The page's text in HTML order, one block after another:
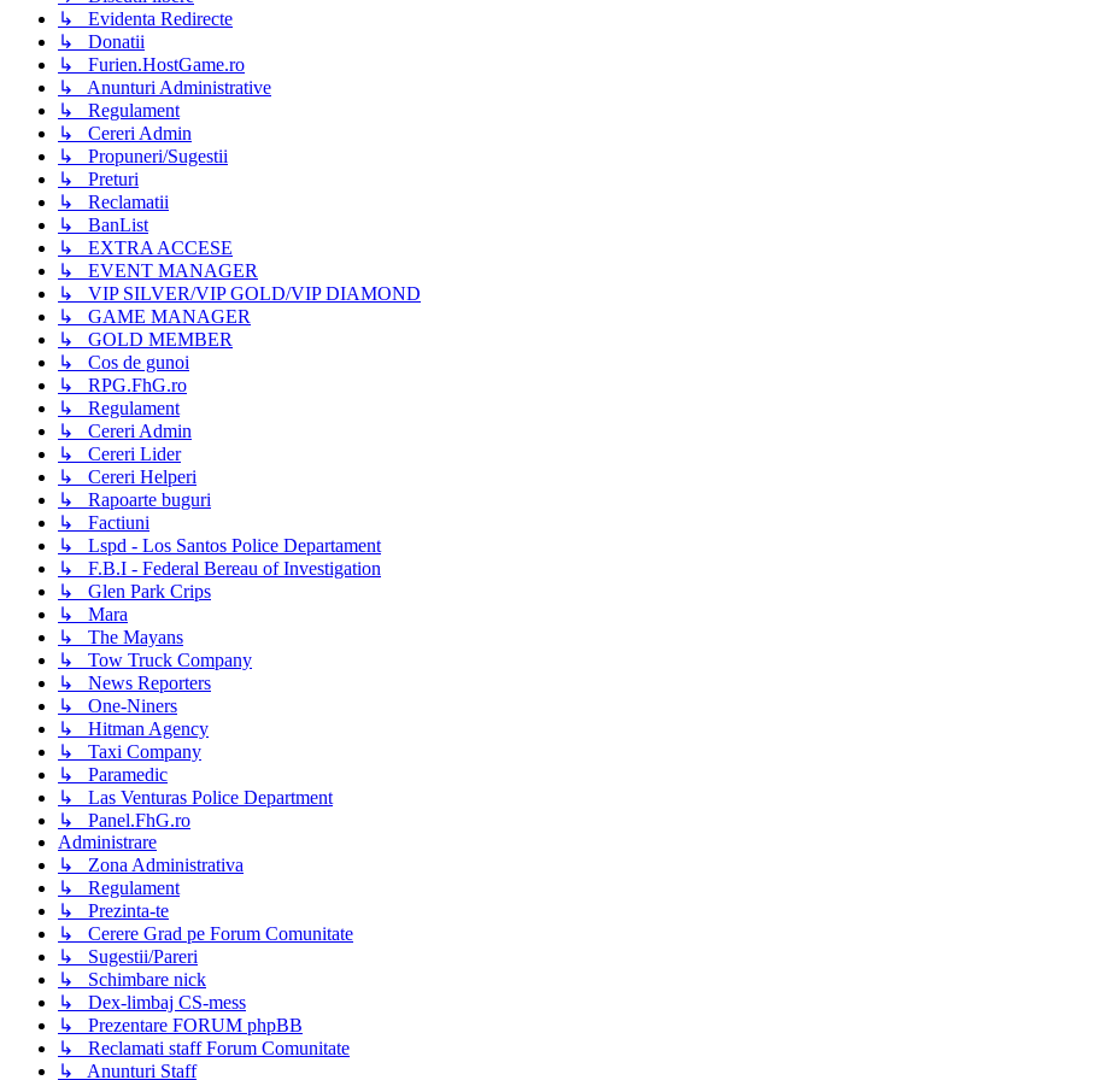
↳ Evidenta Redirecte
↳ Donatii
↳ Furien.HostGame.ro
↳ Anunturi Administrative
↳ Regulament
↳ Cereri Admin
↳ Propuneri/Sugestii
↳ Preturi
↳ Reclamatii
↳ BanList
↳ EXTRA ACCESE
↳ EVENT MANAGER
↳ VIP SILVER/VIP GOLD/VIP DIAMOND
↳ GAME MANAGER
↳ GOLD MEMBER
↳ Cos de gunoi
↳ RPG.FhG.ro
↳ Regulament
↳ Cereri Admin
↳ Cereri Lider
↳ Cereri Helperi
↳ Rapoarte buguri
↳ Factiuni
↳ Lspd - Los Santos Police Departament
↳ F.B.I - Federal Bereau of Investigation
↳ Glen Park Crips
↳ Mara
↳ The Mayans
↳ Tow Truck Company
↳ News Reporters
↳ One-Niners
↳ Hitman Agency
↳ Taxi Company
↳ Paramedic
↳ Las Venturas Police Department
↳ Panel.FhG.ro
Administrare
↳ Zona Administrativa
↳ Regulament
↳ Prezinta-te
↳ Cerere Grad pe Forum Comunitate
↳ Sugestii/Pareri
↳ Schimbare nick
↳ Dex-limbaj CS-mess
↳ Prezentare FORUM phpBB
↳ Reclamati staff Forum Comunitate
↳ Anunturi Staff